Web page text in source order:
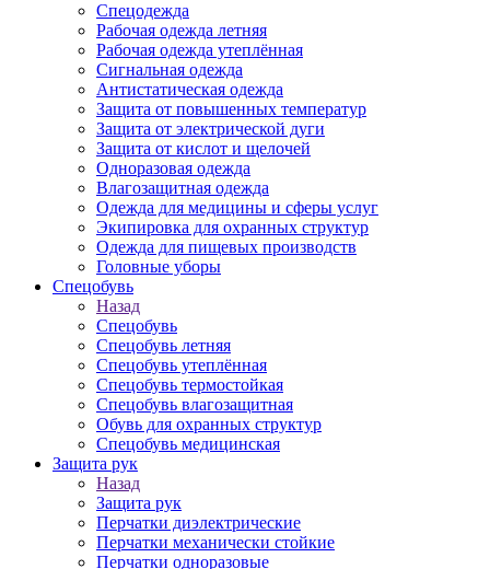
Спецодежда
Рабочая одежда летняя
Рабочая одежда утеплённая
Сигнальная одежда
Антистатическая одежда
Защита от повышенных температур
Защита от электрической дуги
Защита от кислот и щелочей
Одноразовая одежда
Влагозащитная одежда
Одежда для медицины и сферы услуг
Экипировка для охранных структур
Одежда для пищевых производств
Головные уборы
Спецобувь
Назад
Спецобувь
Спецобувь летняя
Спецобувь утеплённая
Спецобувь термостойкая
Спецобувь влагозащитная
Обувь для охранных структур
Спецобувь медицинская
Защита рук
Назад
Защита рук
Перчатки диэлектрические
Перчатки механически стойкие
Перчатки одноразовые